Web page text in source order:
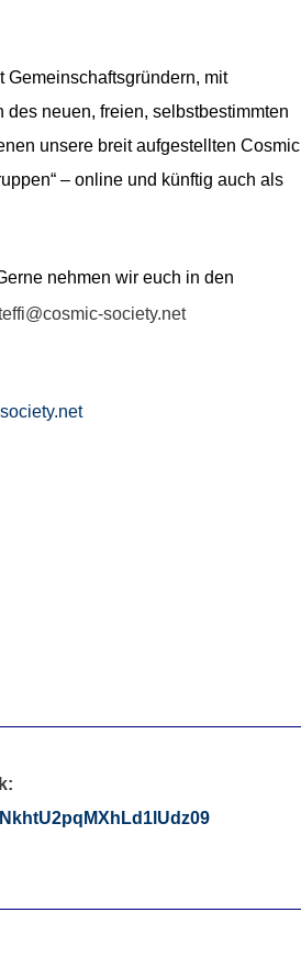
Gemeinschaftsgründern, mit
neuen, freien, selbstbestimmten
unsere breit aufgestellten Cosmic
– online und künftig auch als
nehmen wir euch in den
society.net